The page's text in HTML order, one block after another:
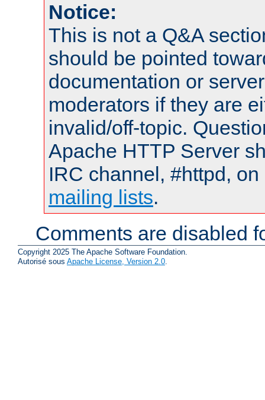
Notice:
This is not a Q&A
should be pointed
documentation or
moderators if they are
invalid/off-topic.
Apache HTTP Server
IRC channel, #httpd,
mailing lists.
Comments are disabled
Copyright 2025 The Apache Software Foundation.
Autorisé sous Apache License, Version 2.0